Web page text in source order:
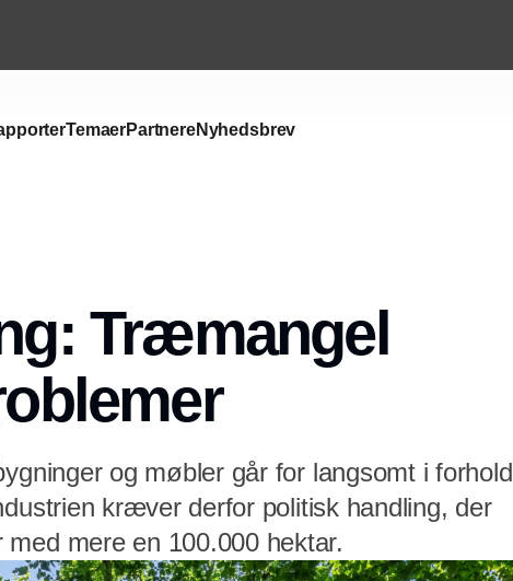
TemaerPartnereNyhedsbrev
Træmangel
og møbler går for langsomt i forhold
kræver derfor politisk handling, der
mere en 100.000 hektar.